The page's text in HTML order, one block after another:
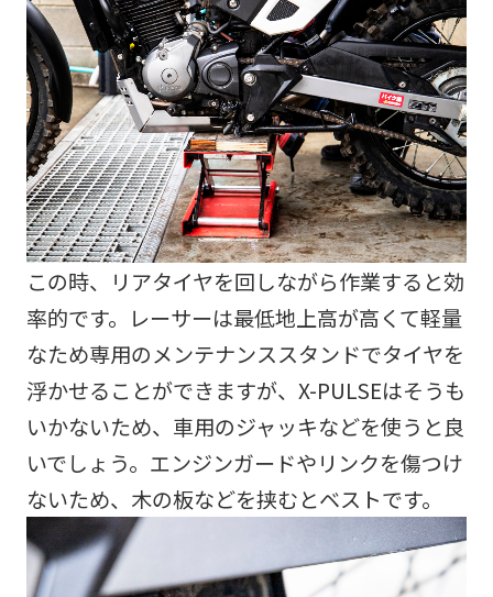
この時、リアタイヤを回しながら作業すると効
率的です。レーサーは最低地上高が高くて軽量
なため専用のメンテナンススタンドでタイヤを
浮かせることができますが、X-PULSEはそうも
いかないため、車用のジャッキなどを使うと良
いでしょう。エンジンガードやリンクを傷つけ
ないため、木の板などを挟むとベストです。